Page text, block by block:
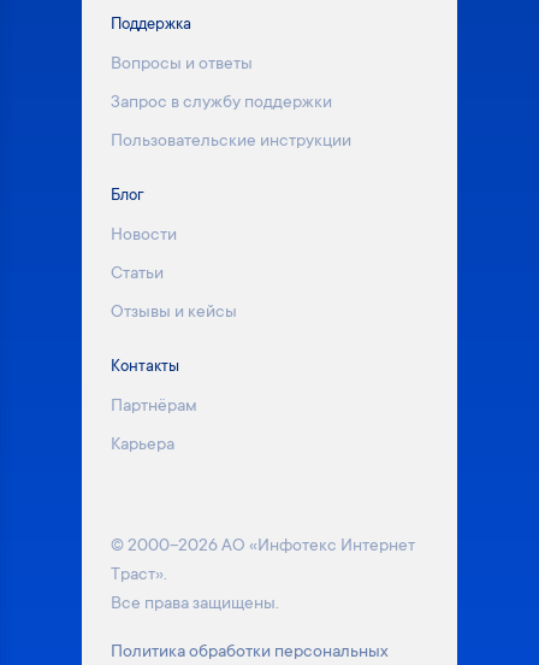
Поддержка
Вопросы и ответы
Запрос в службу поддержки
Пользовательские инструкции
Блог
Новости
Статьи
Отзывы и кейсы
Контакты
Партнёрам
Карьера
© 2000–2026 АО «Инфотекс Интернет
Траст».
Все права защищены.
Политика обработки персональных